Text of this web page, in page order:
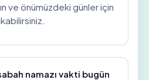
ve önümüzdeki günler için
namazı vakti bugün